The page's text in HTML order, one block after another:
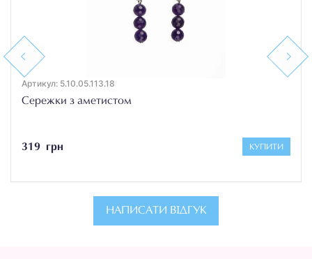
Previous
Артикул: 5.10.05.113.18
Сережки з аметистом
319 грн КУПИТИ
Next
НАПИСАТИ ВІДГУК